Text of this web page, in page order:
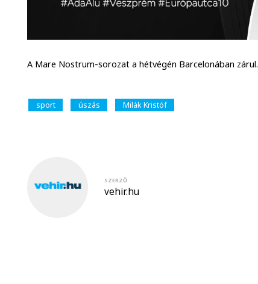
A Mare Nostrum-sorozat a hétvégén Barcelonában zárul.
sport úszás Milák Kristóf
SZERZŐ
vehir.hu